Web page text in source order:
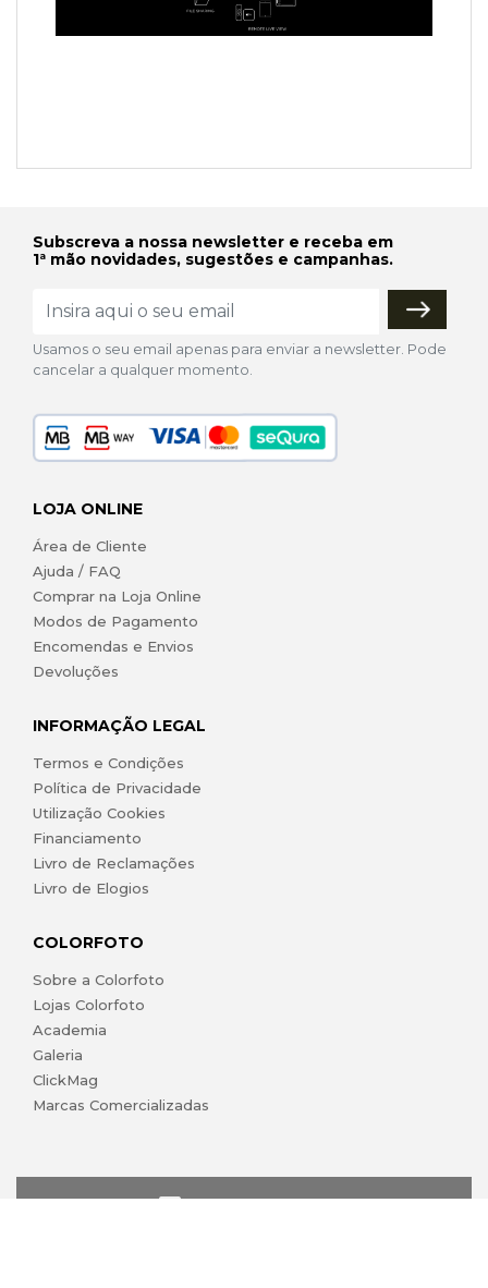
Subscreva a nossa newsletter e receba em
1ª mão novidades, sugestões e campanhas.
Usamos o seu email apenas para enviar a newsletter. Pode
cancelar a qualquer momento.
LOJA ONLINE
Área de Cliente
Ajuda / FAQ
Comprar na Loja Online
Modos de Pagamento
Encomendas e Envios
Devoluções
INFORMAÇÃO LEGAL
Termos e Condições
Política de Privacidade
Utilização Cookies
Financiamento
Livro de Reclamações
Livro de Elogios
COLORFOTO
Sobre a Colorfoto
Lojas Colorfoto
Academia
Galeria
ClickMag
Marcas Comercializadas